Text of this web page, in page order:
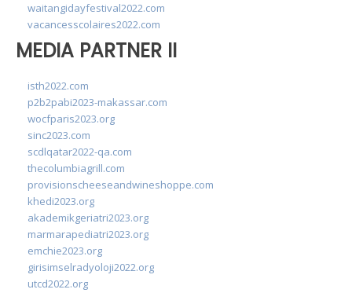
waitangidayfestival2022.com
vacancesscolaires2022.com
MEDIA PARTNER II
isth2022.com
p2b2pabi2023-makassar.com
wocfparis2023.org
sinc2023.com
scdlqatar2022-qa.com
thecolumbiagrill.com
provisionscheeseandwineshoppe.com
khedi2023.org
akademikgeriatri2023.org
marmarapediatri2023.org
emchie2023.org
girisimselradyoloji2022.org
utcd2022.org